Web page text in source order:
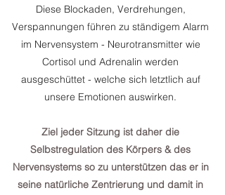
Diese Blockaden, Verdrehungen,
Verspannungen führen zu ständigem Alarm
im Nervensystem - Neurotransmitter wie
Cortisol und Adrenalin werden
ausgeschüttet - welche sich letztlich auf
unsere Emotionen auswirken.
Ziel jeder Sitzung ist daher die
Selbstregulation des Körpers & des
Nervensystems so zu unterstützen das er in
seine natürliche Zentrierung und damit in